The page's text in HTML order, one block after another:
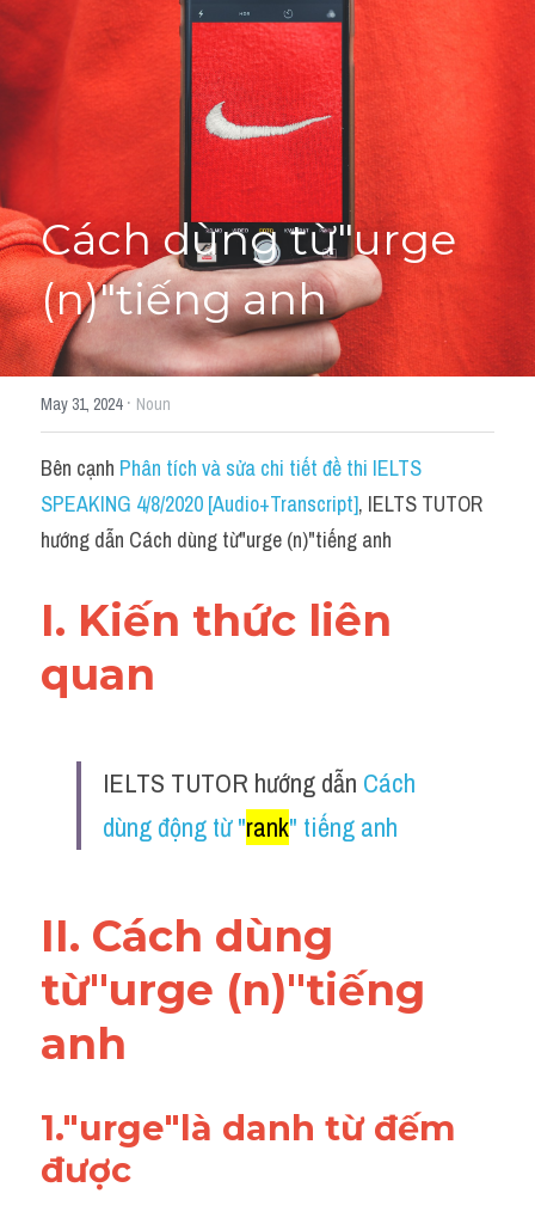
Học thử →
Cách dùng từ"urge
(n)"tiếng anh
May 31, 2024· Noun
Bên cạnh Phân tích và sửa chi tiết đề thi IELTS
SPEAKING 4/8/2020 [Audio+Transcript], IELTS TUTOR
hướng dẫn Cách dùng từ"urge (n)"tiếng anh
I. Kiến thức liên
quan
IELTS TUTOR hướng dẫn Cách
dùng động từ "rank" tiếng anh
II. Cách dùng
từ"urge (n)"tiếng
anh
1."urge"là danh từ đếm
được